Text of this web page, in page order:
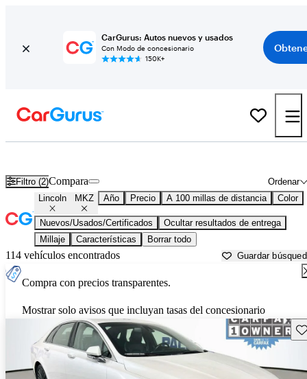
CarGurus: Autos nuevos y usados
Con Modo de concesionario
150K+
Filtro (2) Ordenar
Compara
Lincoln MKZ Año Precio A 100 millas de distancia Color
Nuevos/Usados/Certificados
Ocultar resultados de entrega
Millaje
Características Borrar todo
114 vehículos encontrados Guardar
Compra con precios transparentes.
Mostrar solo avisos que incluyan tasas del concesionario